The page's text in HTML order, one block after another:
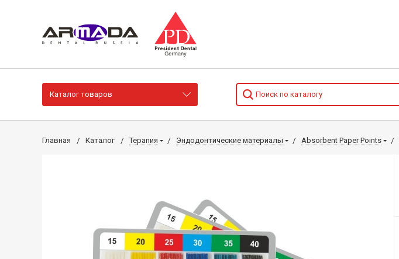
Каталог товаров
Главная Каталог Терапия Эндодонтические материалы Absorbent Paper Points